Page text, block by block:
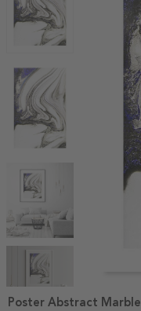
1
Poster Abstract Marble